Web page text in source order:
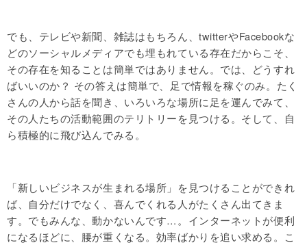
でも、テレビや新聞、雑誌はもちろん、twitterやFacebookな
どのソーシャルメディアでも埋もれている存在だからこそ、
その存在を知ることは簡単ではありません。では、どうすれ
ばいいのか？ その答えは簡単で、足で情報を稼ぐのみ。たく
さんの人から話を聞き、いろいろな場所に足を運んでみて、
その人たちの活動範囲のテリトリーを見つける。そして、自
ら積極的に飛び込んでみる。
「新しいビジネスが生まれる場所」を見つけることができれ
ば、自分だけでなく、喜んでくれる人がたくさん出てきま
す。でもみんな、動かないんです…。インターネットが便利
になるほどに、腰が重くなる。効率ばかりを追い求める。こ